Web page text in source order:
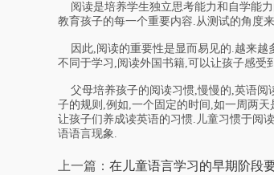
阅读是培养学生独立思考能力和自学能
教育孩子的每一个重要内容.从测试的角度
因此,阅读的重要性是显而易见的.越来越
不同于学习,阅读外国书籍,可以让孩子感受
父母培养孩子的阅读习惯,慢慢的,英语阅
子的规则,例如,一个固定的时间,如一周两
让孩子们养成读英语的习惯.儿童习惯于阅
语语言现象.
上一篇： 在儿童语言学习的早期阶段